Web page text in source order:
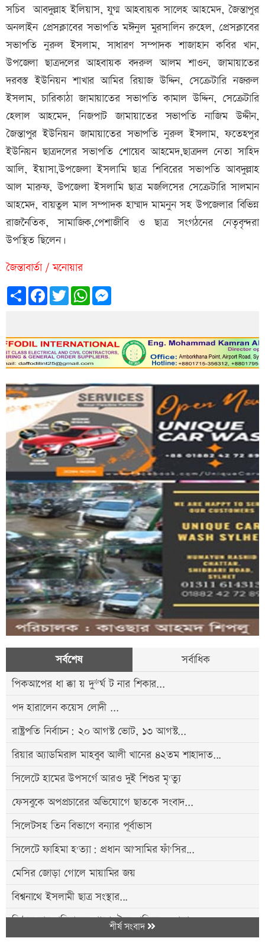
সচিব আবদুল্লাহ ইলিয়াস, যুগ্ম আহবায়ক সালেহ আহমেদ, জৈন্তাপুর
অনলাইন প্রেসক্লাবের সভাপতি মঈনুল মুরসালিন রুহেল, প্রেসক্লাবের
সভাপতি নুরুল ইসলাম, সাধারণ সম্পাদক শাজাহান কবির খান,
উপজেলা ছাত্রদলের আহবায়ক বদরুল আলম শাওন, জামায়াতের
দরবস্ত ইউনিয়ন শাখার আমির রিয়াজ উদ্দিন, সেক্রেটারি নজরুল
ইসলাম, চারিকাঠা জামায়াতের সভাপতি কামাল উদ্দিন, সেক্রেটারি
হেলাল আহমেদ, নিজপাট জামায়াতের সভাপতি নাজিম উদ্দীন,
জৈন্তাপুর ইউনিয়ন জামায়াতের সভাপতি নুরুল ইসলাম, ফতেহপুর
ইউনিয়ন ছাত্রদলের সভাপতি শোয়েব আহমেদ,ছাত্রদল নেতা সাহিদ
আলি, ইয়াসা,উপজেলা ইসলামি ছাত্র শিবিরের সভাপতি আবদুল্লাহ
আল মারুফ, উপজেলা ইসলামি ছাত্র মজলিসের সেক্রেটারি সালমান
আহমেদ, বায়তুল মাল সম্পাদক হাম্মাদ মামনুন সহ উপজেলার বিভিন্ন
রাজনৈতিক, সামাজিক,পেশাজীবি ও ছাত্র সংগঠনের নেতৃবৃন্দরা
উপস্থিত ছিলেন।
জৈন্তাবার্তা / মনোয়ার
Share FacebookTwitterWhatsApp
সর্বশেষ
সর্বাধিক
পিকআপের ধা ক্কা য় দু*র্ঘ ট নার শিকার...
পদ হারালেন কয়েস লোদী ​...
রাষ্ট্রপতি নির্বাচন: ২০ আগস্ট ভোট, ১৩ আগস্ট...
রিয়ার অ্যাডমিরাল মাহবুব আলী খানের ৪২তম শাহাদাত...
সিলেটে হামের উপসর্গে আরও দুই শিশুর মৃ'ত্যু
ফেসবুকে অপপ্রচারের অভিযোগে ছাতকে সংবাদ...
সিলেটসহ তিন বিভাগে বন্যার পূর্বাভাস
সিলেটে ফাহিমা হ'ত্যা: প্রধান আ'সামির ফাঁ'সির...
মেসির জোড়া গোলে মায়ামির জয়
বিশ্বনাথে ইসলামী ছাত্র সংস্থার...
নি/হত চার পরিবারের পাশে ঐক্য পরিষদ ও পূজা...
শীর্ষ সংবাদ